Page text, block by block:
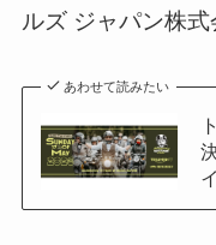
ルズ ジャパン株式
あわせて読みたい